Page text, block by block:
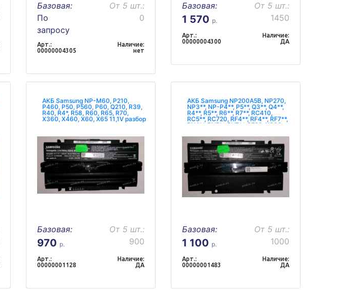
Базовая:
По
запросу
От 5 шт.:
0
Арт.:
00000004305
Наличие:
нет
Базовая:
1 570 р.
От 5 шт.:
1450
Арт.:
00000004300
Наличие:
ДА
АКБ Samsung NP-M60, P210,
P460, P50, P560, P60, Q210, R39,
R40, R4*, R58, R60, R65, R70,
X360, X460, X60, X65 11,1V разбор
Базовая:
970 р.
От 5 шт.:
900
Арт.:
00000001128
Наличие:
ДА
АКБ Samsung NP200A5B, NP270,
NP3**, NP-P4**, P5**, Q3**, Q4**,
R4**, R5**, R6**, R7**, RC410,
RC5**, RC720, RF4**, RF4**, RF7**,
RV4**, RV5**, RV7**, SE20, X360
Базовая:
1 100 р.
От 5 шт.:
1000
Арт.:
00000001483
Наличие:
ДА